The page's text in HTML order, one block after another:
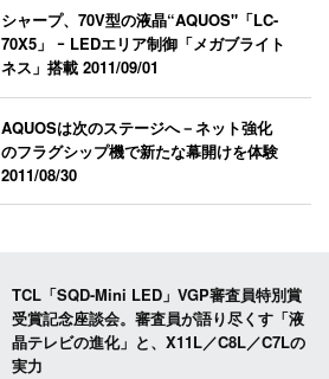
シャープ、70V型の液晶“AQUOS"「LC-
70X5」 ｰ LEDエリア制御「メガブライト
ネス」搭載2011/09/01
AQUOSは次のステージへ－ネット強化
のフラグシップ機で新たな幕開けを体験
2011/08/30
TCL「SQD-Mini LED」VGP審査員特別賞
受賞記念座談会。審査員が語り尽くす「液
晶テレビの進化」と、X11L／C8L／C7Lの
実力